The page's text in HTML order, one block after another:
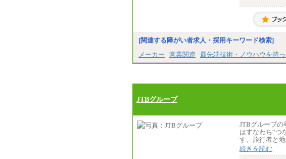
[関連する障がい者求人・採用キーワード検索]
メーカー
営業関連 最先端技術・ノウハウを持
JTBグループ
JTBグループの
はすなわち“つ
す。旅行者と
続きを読む